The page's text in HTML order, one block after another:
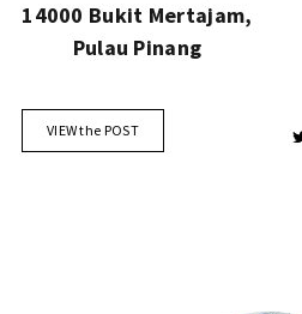
14000 Bukit Mertajam,
Pulau Pinang
VIEW the POST